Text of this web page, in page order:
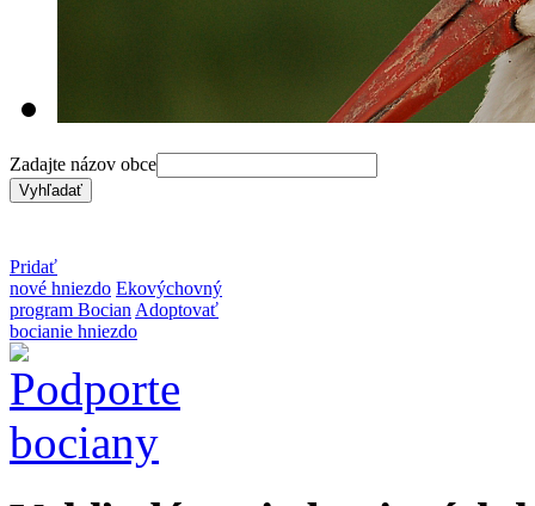
Zadajte názov obce
Pridať
nové hniezdo Ekovýchovný
program Bocian Adoptovať
bocianie hniezdo